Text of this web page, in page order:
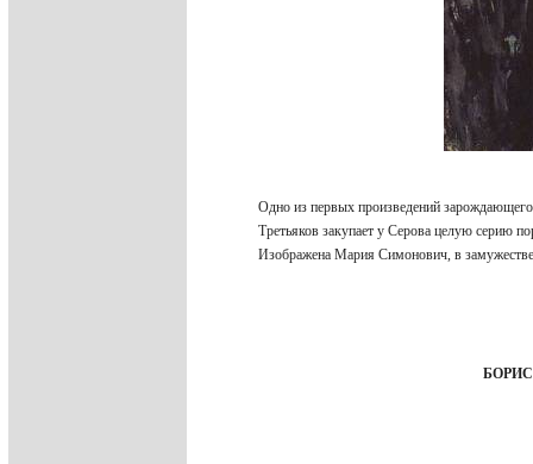
Одно из первых произведений
Третьяков закупает у Серова целую серию
Изображена Мария Симонович, в